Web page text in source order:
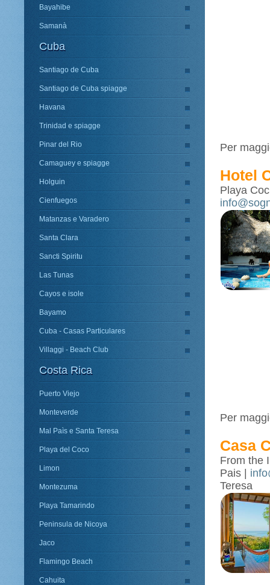
Bayahibe
Samanà
Cuba
Santiago de Cuba
Santiago de Cuba spiagge
Havana
Trinidad e spiagge
Pinar del Rio
Camaguey e spiagge
Holguin
Cienfuegos
Matanzas e Varadero
Santa Clara
Sancti Spiritu
Las Tunas
Cayos e isole
Bayamo
Cuba - Casas Particulares
Villaggi - Beach Club
Costa Rica
Puerto Viejo
Monteverde
Mal Paìs e Santa Teresa
Playa del Coco
Limon
Montezuma
Playa Tamarindo
Peninsula de Nicoya
Jaco
Flamingo Beach
Cahuita
Per
Hotel
Playa
Per
Casa
From the
Pais |
Teresa